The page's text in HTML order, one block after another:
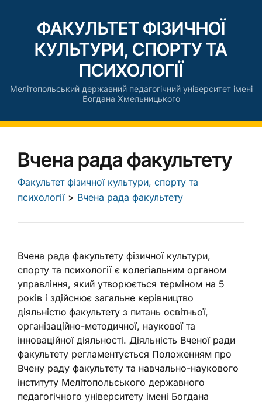
ФАКУЛЬТЕТ ФІЗИЧНОЇ
КУЛЬТУРИ, СПОРТУ ТА
ПСИХОЛОГІЇ
Мелітопольський державний педагогічний університет імені
Богдана Хмельницького
Вчена рада факультету
Факультет фізичної культури, спорту та
психології> Вчена рада факультету
Вчена рада факультету фізичної культури,
спорту та психології є колегіальним органом
управління, який утворюється терміном на 5
років і здійснює загальне керівництво
діяльністю факультету з питань освітньої,
організаційно-методичної, наукової та
інноваційної діяльності. Діяльність Вченої ради
факультету регламентується Положенням про
Вчену раду факультету та навчально-наукового
інституту Мелітопольського державного
педагогічного університету імені Богдана